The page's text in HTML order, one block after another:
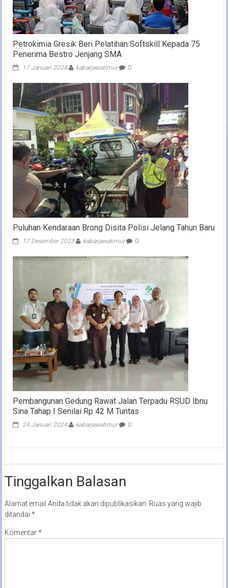
Petrokimia Gresik Beri Pelatihan Softskill Kepada 75
Penerima Bestro Jenjang SMA
17 Januari 2024 kabarjawatimur 0
Puluhan Kendaraan Brong Disita Polisi Jelang Tahun Baru
17 Desember 2023 kabarjawatimur 0
Pembangunan Gedung Rawat Jalan Terpadu RSUD Ibnu
Sina Tahap I Senilai Rp 42 M Tuntas
24 Januari 2024 kabarjawatimur 0
Tinggalkan Balasan
Alamat email Anda tidak akan dipublikasikan. Ruas yang wajib
ditandai *
Komentar*